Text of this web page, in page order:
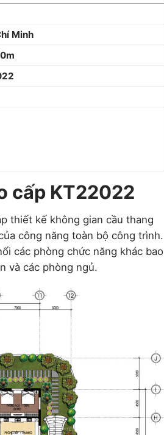
Minh
cấp KT22022
thiết kế không gian cầu thang
công năng toàn bộ công trình.
các phòng chức năng khác bao
và các phòng ngủ.